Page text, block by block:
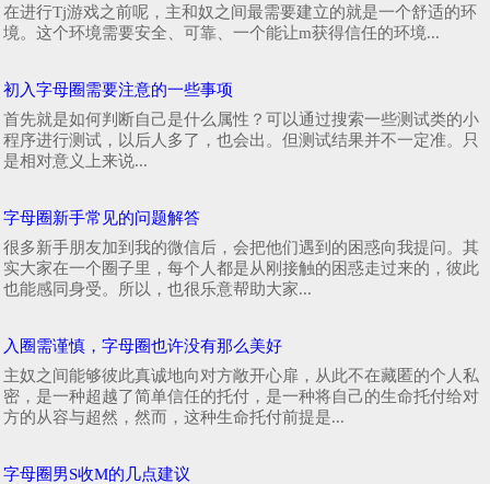
在进行Tj游戏之前呢，主和奴之间最需要建立的就是一个舒适的环
境。这个环境需要安全、可靠、一个能让m获得信任的环境...
初入字母圈需要注意的一些事项
首先就是如何判断自己是什么属性？可以通过搜索一些测试类的小
程序进行测试，以后人多了，也会出。但测试结果并不一定准。只
是相对意义上来说...
字母圈新手常见的问题解答
很多新手朋友加到我的微信后，会把他们遇到的困惑向我提问。其
实大家在一个圈子里，每个人都是从刚接触的困惑走过来的，彼此
也能感同身受。所以，也很乐意帮助大家...
入圈需谨慎，字母圈也许没有那么美好
主奴之间能够彼此真诚地向对方敞开心扉，从此不在藏匿的个人私
密，是一种超越了简单信任的托付，是一种将自己的生命托付给对
方的从容与超然，然而，这种生命托付前提是...
字母圈男S收M的几点建议